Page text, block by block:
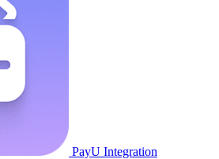
PayU Integration